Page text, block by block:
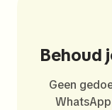
Behoud
Geen